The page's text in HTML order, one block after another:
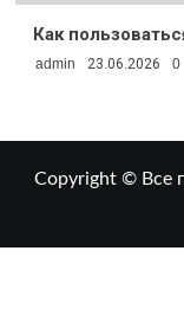
Как
admin 23.06.2026 0
Copyright © Все